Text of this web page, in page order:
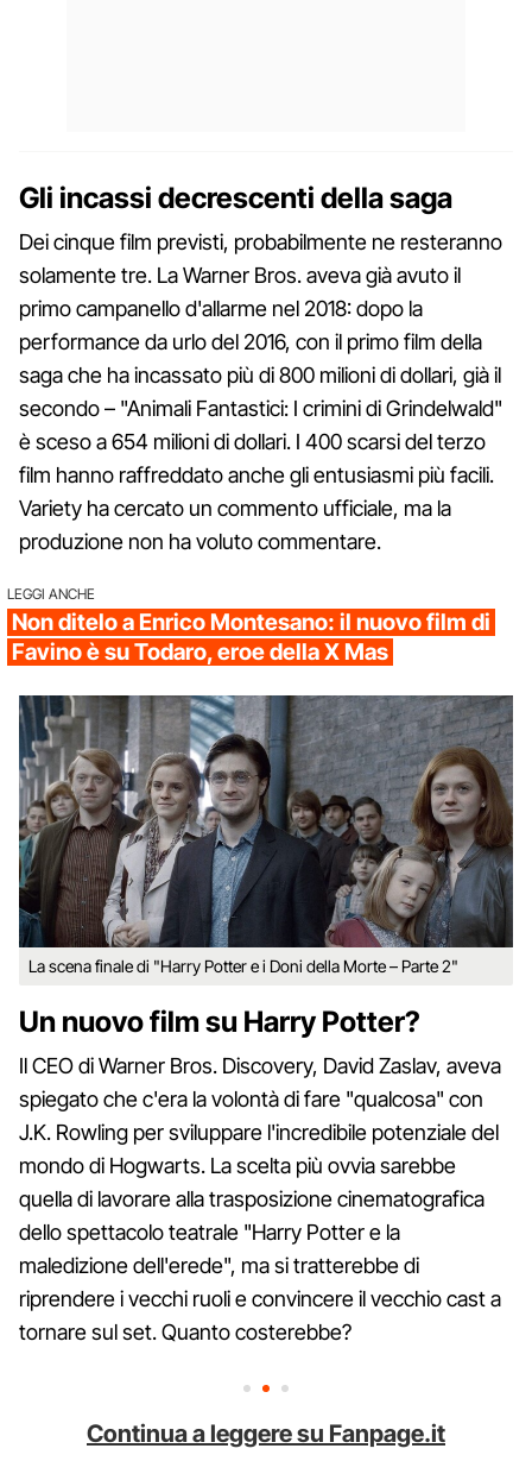
Gli incassi decrescenti della saga
Dei cinque film previsti, probabilmente ne resteranno
solamente tre. La Warner Bros. aveva già avuto il
primo campanello d'allarme nel 2018: dopo la
performance da urlo del 2016, con il primo film della
saga che ha incassato più di 800 milioni di dollari, già il
secondo – "Animali Fantastici: I crimini di Grindelwald"
è sceso a 654 milioni di dollari. I 400 scarsi del terzo
film hanno raffreddato anche gli entusiasmi più facili.
Variety ha cercato un commento ufficiale, ma la
produzione non ha voluto commentare.
LEGGI ANCHE
Non ditelo a Enrico Montesano: il nuovo film di
Favino è su Todaro, eroe della X Mas
La scena finale di "Harry Potter e i Doni della Morte – Parte 2"
Un nuovo film su Harry Potter?
Il CEO di Warner Bros. Discovery, David Zaslav, aveva
spiegato che c'era la volontà di fare "qualcosa" con
J.K. Rowling per sviluppare l'incredibile potenziale del
mondo di Hogwarts. La scelta più ovvia sarebbe
quella di lavorare alla trasposizione cinematografica
dello spettacolo teatrale "Harry Potter e la
maledizione dell'erede", ma si tratterebbe di
riprendere i vecchi ruoli e convincere il vecchio cast a
tornare sul set. Quanto costerebbe?
Continua a leggere su Fanpage.it